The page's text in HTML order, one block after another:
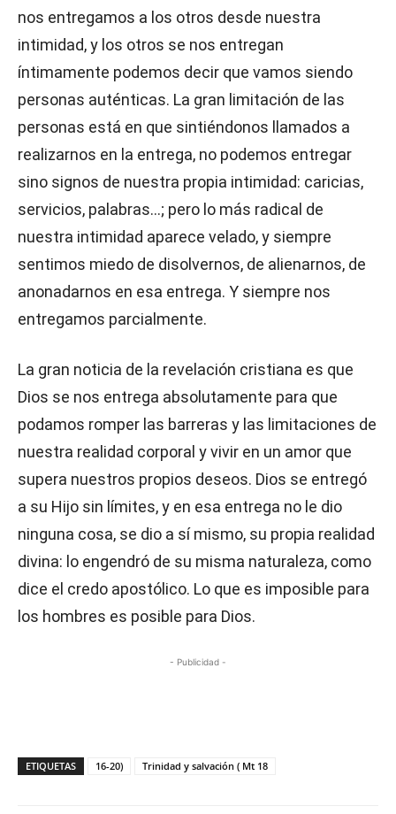
nos entregamos a los otros desde nuestra
intimidad, y los otros se nos entregan
íntimamente podemos decir que vamos siendo
personas auténticas. La gran limitación de las
personas está en que sintiéndonos llamados a
realizarnos en la entrega, no podemos entregar
sino signos de nuestra propia intimidad: caricias,
servicios, palabras…; pero lo más radical de
nuestra intimidad aparece velado, y siempre
sentimos miedo de disolvernos, de alienarnos, de
anonadarnos en esa entrega. Y siempre nos
entregamos parcialmente.
La gran noticia de la revelación cristiana es que
Dios se nos entrega absolutamente para que
podamos romper las barreras y las limitaciones de
nuestra realidad corporal y vivir en un amor que
supera nuestros propios deseos. Dios se entregó
a su Hijo sin límites, y en esa entrega no le dio
ninguna cosa, se dio a sí mismo, su propia realidad
divina: lo engendró de su misma naturaleza, como
dice el credo apostólico. Lo que es imposible para
los hombres es posible para Dios.
- Publicidad -
ETIQUETAS 16-20) Trinidad y salvación ( Mt 18